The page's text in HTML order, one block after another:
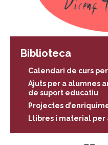
Biblioteca
Calendari de curs
Ajuts per a alumnes
de suport educatiu
Projectes
Llibres i material per